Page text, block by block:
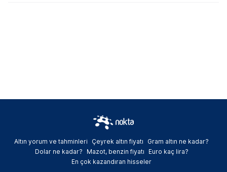
Altın yorum ve tahminleri Çeyrek altın fiyatı
Gram altın ne kadar?
Dolar ne kadar?
Mazot, benzin fiyatı
Euro kaç lira?
En çok kazandıran hisseler